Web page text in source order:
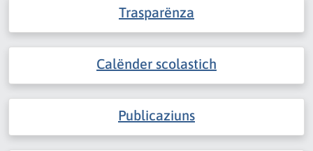
Trasparënza
Calënder scolastich
Publicaziuns